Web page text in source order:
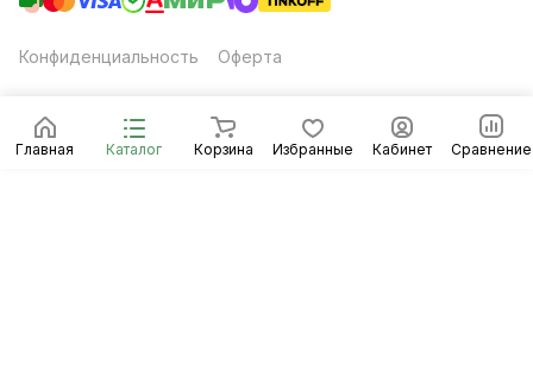
Главная Каталог Корзина Избранные Кабинет Сравнение
Конфиденциальность Оферта